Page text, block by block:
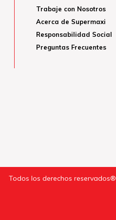
Trabaje con Nosotros
Acerca de Supermaxi
Responsabilidad Social
Preguntas Frecuentes
Todos los derechos reservados®